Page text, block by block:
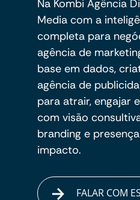
Na Kombi Agência
Media com a
completa para
agência de
base em dados,
agência de
para atrair, engajar
com visão
branding e
impacto.
FALAR COM